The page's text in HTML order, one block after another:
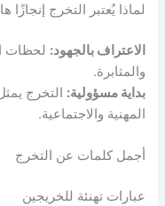
لماذا يُعتبر التخرج إنجازًا
الاعتراف بالجهود: لحظات
والمثابرة.
بداية مسؤولية: التخرج
المهنية والاجتماعية.
أجمل كلمات عن التخرج
عبارات تهنئة للخريجين